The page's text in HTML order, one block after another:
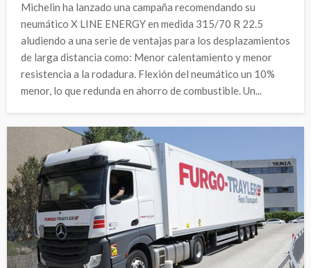
Michelin ha lanzado una campaña recomendando su
neumático X LINE ENERGY en medida 315/70 R 22.5
aludiendo a una serie de ventajas para los desplazamientos
de larga distancia como: Menor calentamiento y menor
resistencia a la rodadura. Flexión del neumático un 10%
menor, lo que redunda en ahorro de combustible. Un...